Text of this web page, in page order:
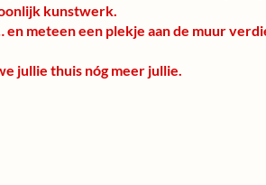
kunstwerk.
meteen een plekje aan de muur
jullie thuis nóg meer jullie.